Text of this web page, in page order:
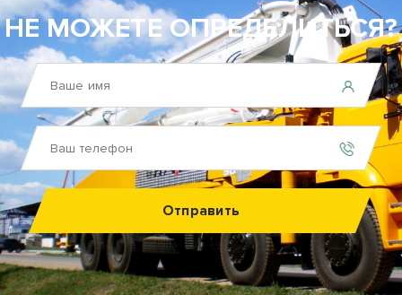
НЕ МОЖЕТЕ ОПРЕДЕЛИТЬСЯ?
Отправить